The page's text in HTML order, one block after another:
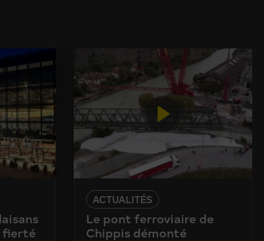
fierté
ACTUALITÉS
Le pont ferroviaire de
Chippis démonté